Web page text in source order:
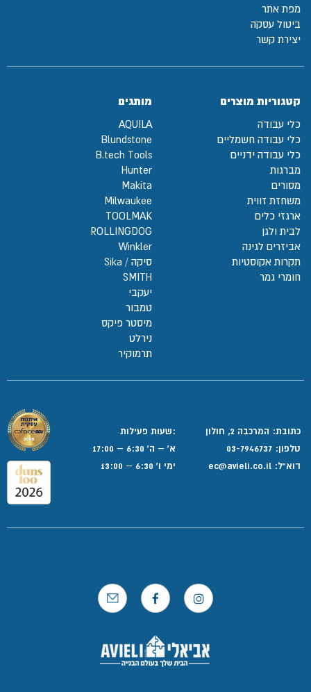
מפת אתר
ביטול עסקה
יצירת קשר
קטגוריות מוצרים
כלי עבודה
כלי עבודה חשמליים
כלי עבודה ידניים
מברגות
מסורים
משחזת זווית
ארגזי כלים
לבית ולגן
אביזרים לגינה
תקרות אקוסטיות
חומרי גמר
מותגים
AQUILA
Blundstone
B.tech Tools
Hunter
Makita
Milwaukee
TOOLMAK
ROLLINGDOG
Winkler
סיקה / Sika
SMITH
יעקבי
טמבור
מיסטר פיקס
נירלט
תרמוקיר
כתובת: המרכבה 2, חולון
טלפון: 03-7946737
דוא”ל:
:שעות פעילות
א' – ה' 6:30 – 17:00
ימי ו' 6:30 – 13:00